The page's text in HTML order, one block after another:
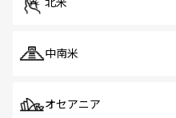
中南米
オセアニア